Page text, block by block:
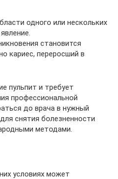
одного или нескольких
становится
кариес, переросший в
пульпит и требует
профессиональной
до врача в нужный
снятия болезненности
методами.
условиях может